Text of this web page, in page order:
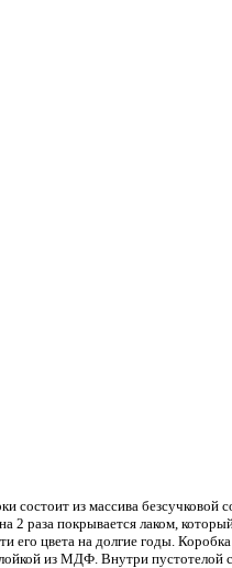
состоит из массива безсучковой
раза покрывается лаком,
его цвета на долгие годы.
из МДФ. Внутри пустотелой